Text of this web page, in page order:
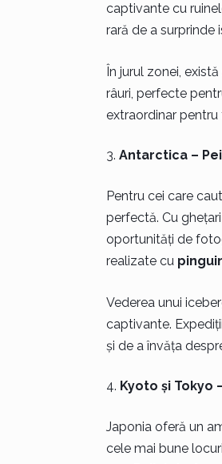
captivante cu
rară de a surprinde
În jurul zonei, există
râuri, perfecte
extraordinar pentru
Antarctica –
Pentru cei care
perfectă. Cu
oportunități de
realizate cu
Vederea unui
captivante.
și de a învăța
Kyoto și Tokyo
Japonia oferă un
cele mai bune